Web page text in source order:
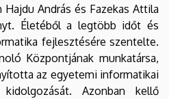
András és Fazekas Attila
Életéből a legtöbb időt és
fejlesztésére szentelte.
Központjának munkatársa,
az egyetemi informatikai
Azonban kellő